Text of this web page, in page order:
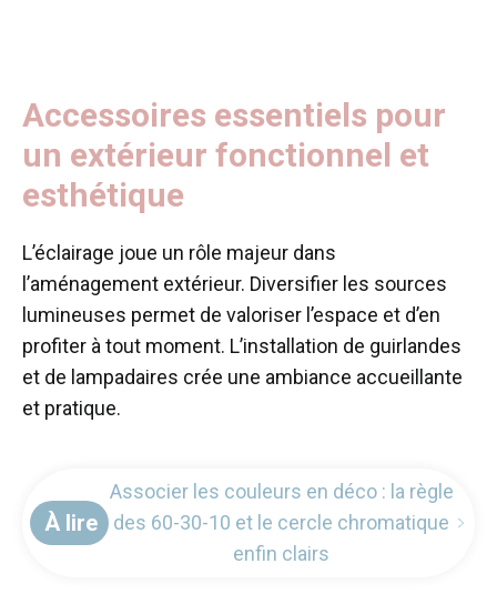
Accessoires essentiels pour
un extérieur fonctionnel et
esthétique
L’éclairage joue un rôle majeur dans
l’aménagement extérieur. Diversifier les sources
lumineuses permet de valoriser l’espace et d’en
profiter à tout moment. L’installation de guirlandes
et de lampadaires crée une ambiance accueillante
et pratique.
À lire
Associer les couleurs en déco : la règle
des 60-30-10 et le cercle chromatique
enfin clairs